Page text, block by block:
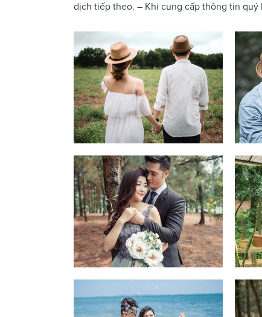
dịch tiếp theo. – Khi cung cấp thông tin